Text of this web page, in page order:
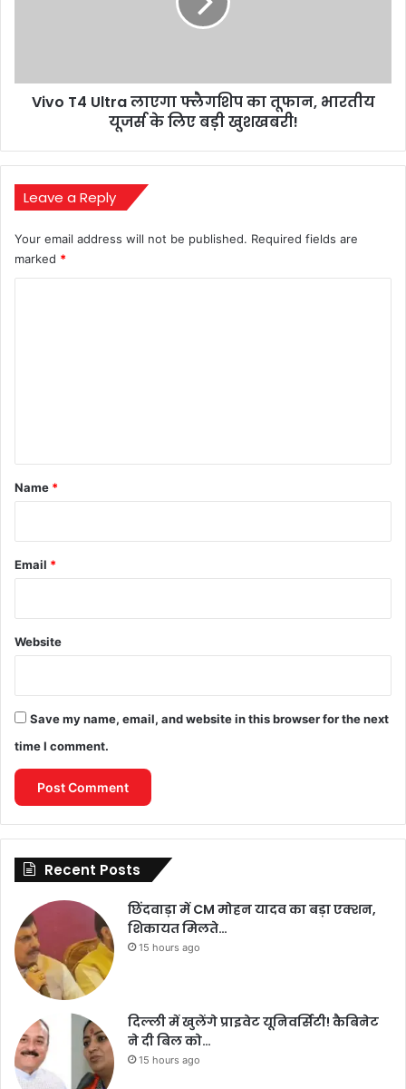
यूजर्स
Vivo T4 Ultra लाएगा फ्लैगशिप का तूफान, भारतीय
यूजर्स के लिए बड़ी खुशखबरी!
Leave a Reply
Your email address will not be published. Required fields are
marked *
*
Name *
Email *
Website
Save my name, email, and website in this browser for the next
time I comment.
Recent Posts
छिंदवाड़ा में CM मोहन यादव का बड़ा एक्शन,
शिकायत मिलते…
15 hours ago
दिल्ली में खुलेंगे प्राइवेट यूनिवर्सिटी! कैबिनेट
ने दी बिल को…
15 hours ago